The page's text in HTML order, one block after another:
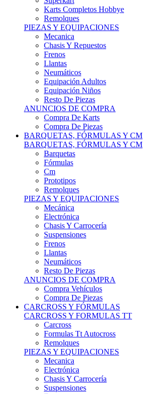
Karts Completos Hobbye
Remolques
PIEZAS Y EQUIPACIONES
Mecanica
Chasis Y Repuestos
Frenos
Llantas
Neumáticos
Equipación Adultos
Equipación Niños
Resto De Piezas
ANUNCIOS DE COMPRA
Compra De Karts
Compra De Piezas
BARQUETAS, FÓRMULAS Y CM
BARQUETAS, FÓRMULAS Y CM
Barquetas
Fórmulas
Cm
Prototipos
Remolques
PIEZAS Y EQUIPACIONES
Mecánica
Electrónica
Chasis Y Carrocería
Suspensiones
Frenos
Llantas
Neumáticos
Resto De Piezas
ANUNCIOS DE COMPRA
Compra Vehículos
Compra De Piezas
CARCROSS Y FÓRMULAS
CARCROSS Y FORMULAS TT
Carcross
Formulas Tt Autocross
Remolques
PIEZAS Y EQUIPACIONES
Mecanica
Electrónica
Chasis Y Carrocería
Suspensiones